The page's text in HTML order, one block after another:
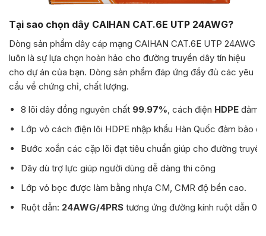
Tại sao chọn dây CAIHAN CAT.6E UTP 24AWG?
Dòng sản phẩm dây cáp mạng CAIHAN CAT.6E UTP 24AWG
luôn là sự lựa chọn hoàn hảo cho đường truyền dây tín hiệu
cho dự án của bạn. Dòng sản phẩm đáp ứng đầy đủ các yêu
cầu về chứng chỉ, chất lượng.
8 lõi dây đồng nguyên chất 99.97%, cách điện HDPEđảm
Lớp vỏ cách điện lõi HDPE nhập khẩu Hàn Quốc đảm bảo
Bước xoắn các cặp lõi đạt tiêu chuẩn giúp cho đường
Dây dù trợ lực giúp người dùng dễ dàng thi công
Lớp vỏ bọc được làm bằng nhựa CM, CMR độ bền cao.
Ruột dẫn: 24AWG/4PRStương ứng đường kính ruột dẫn